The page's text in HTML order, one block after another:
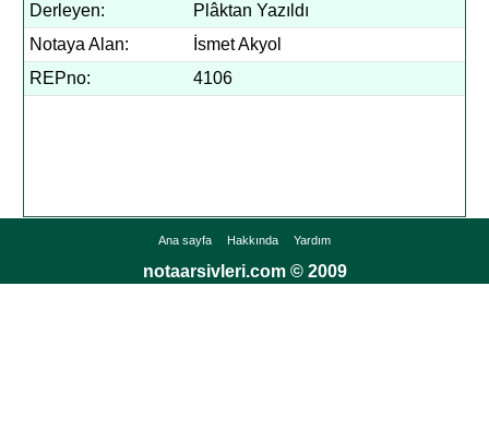
Derleyen:
Plâktan Yazıldı
Notaya Alan:
İsmet Akyol
REPno:
4106
Ana sayfa Hakkında Yardım
notaarsivleri.com © 2009